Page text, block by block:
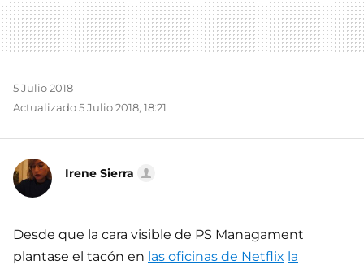
5 Julio 2018
Actualizado 5 Julio 2018, 18:21
Irene Sierra
Desde que la cara visible de PS Managament
plantase el tacón en las oficinas de Netflix la